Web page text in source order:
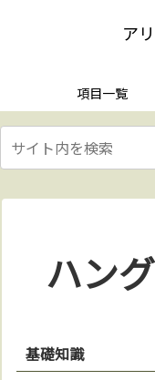
ア
項目一覧
ハン
基礎知識